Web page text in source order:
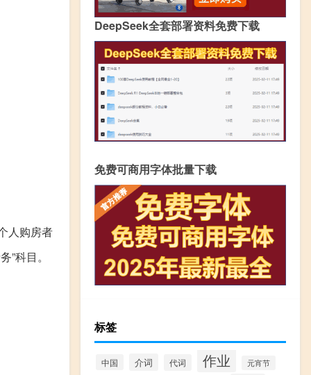
人购房者
”科目。
DeepSeek全套部署资料免费下载
免费可商用字体批量下载
标签
中国 介词 代词 作业 元宵节